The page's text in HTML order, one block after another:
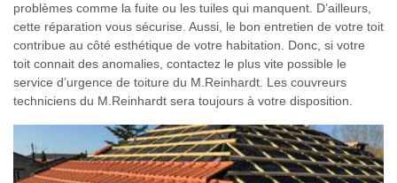
problèmes comme la fuite ou les tuiles qui manquent. D’ailleurs,
cette réparation vous sécurise. Aussi, le bon entretien de votre toit
contribue au côté esthétique de votre habitation. Donc, si votre
toit connait des anomalies, contactez le plus vite possible le
service d’urgence de toiture du M.Reinhardt. Les couvreurs
techniciens du M.Reinhardt sera toujours à votre disposition.